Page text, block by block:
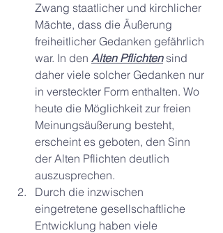
Zwang staatlicher und kirchlicher
Mächte, dass die Äußerung
freiheitlicher Gedanken gefährlich
war. In den Alten Pflichten sind
daher viele solcher Gedanken nur
in versteckter Form enthalten. Wo
heute die Möglichkeit zur freien
Meinungsäußerung besteht,
erscheint es geboten, den Sinn
der Alten Pflichten deutlich
auszusprechen.
Durch die inzwischen
eingetretene gesellschaftliche
Entwicklung haben viele